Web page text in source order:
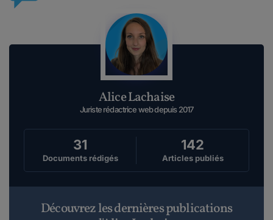
Alice Lachaise
Juriste rédactrice web depuis 2017
31
Documents rédigés
142
Articles publiés
Découvrez les dernières publications